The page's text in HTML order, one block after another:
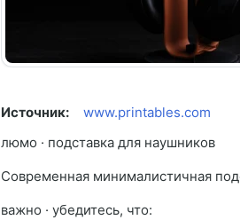
Источник:
www.printables.com
люмо · подставка для наушников
Современная минималистичная
важно · убедитесь, что: